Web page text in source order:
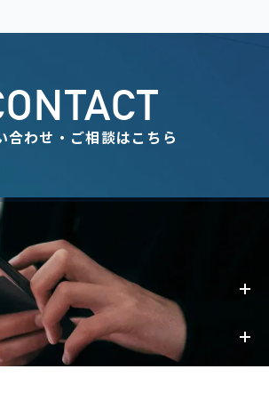
合わせ・ご相談はこちら